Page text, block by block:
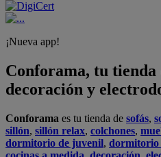
¡Nueva app!
Conforama, tu tienda
decoración y
Conforama es tu tienda de sofás,
sillón, sillón relax, colchones,
dormitorio de juvenil, dormitorio